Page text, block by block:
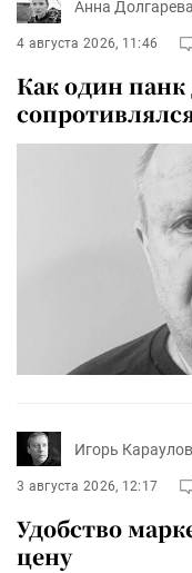
Анна Долгарева
4 августа 2026, 11:46
Как один панк
Игорь Караулов
3 августа 2026, 12:17
Удобство
цену